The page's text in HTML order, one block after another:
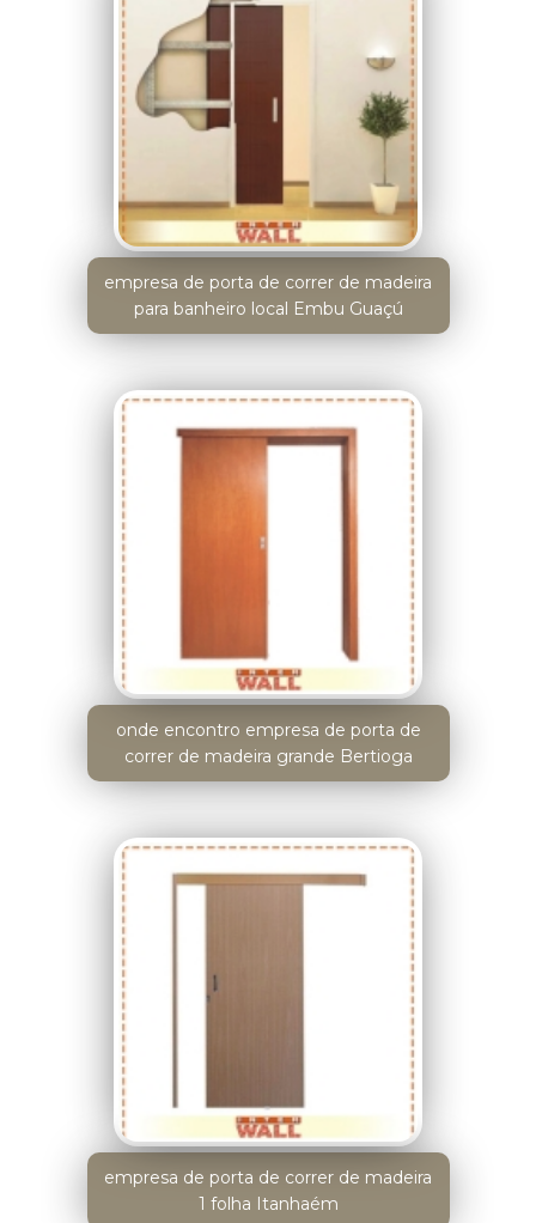
empresa de porta de correr de madeira
para banheiro local Embu Guaçú
onde encontro empresa de porta de
correr de madeira grande Bertioga
empresa de porta de correr de madeira
1 folha Itanhaém